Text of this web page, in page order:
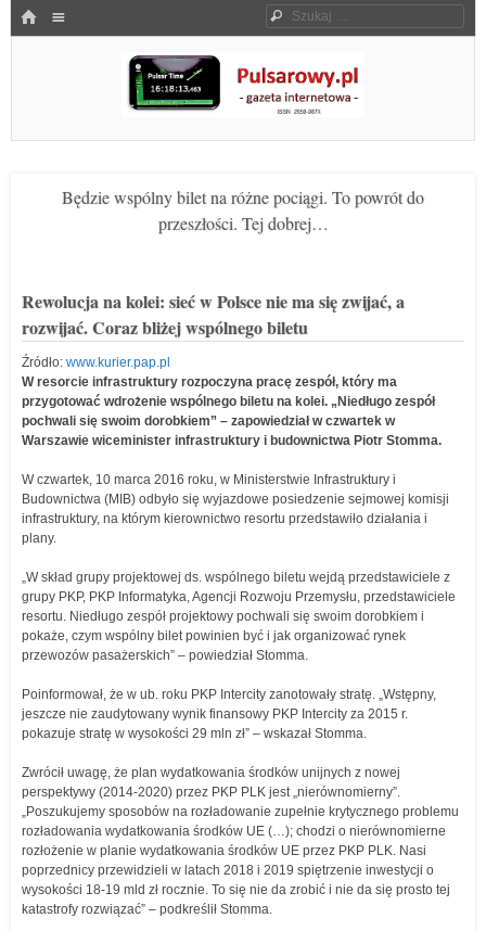
HOME Szukaj
Pulsarowy.pl
Będzie wspólny bilet na różne pociągi. To powrót do
przeszłości. Tej dobrej…
Rewolucja na kolei: sieć w Polsce nie ma się zwijać, a
rozwijać. Coraz bliżej wspólnego biletu
Źródło: www.kurier.pap.pl
W resorcie infrastruktury rozpoczyna pracę zespół, który ma
przygotować wdrożenie wspólnego biletu na kolei. „Niedługo zespół
pochwali się swoim dorobkiem” – zapowiedział w czwartek w
Warszawie wiceminister infrastruktury i budownictwa Piotr Stomma.
W czwartek, 10 marca 2016 roku, w Ministerstwie Infrastruktury i
Budownictwa (MIB) odbyło się wyjazdowe posiedzenie sejmowej komisji
infrastruktury, na którym kierownictwo resortu przedstawiło działania i
plany.
„W skład grupy projektowej ds. wspólnego biletu wejdą przedstawiciele z
grupy PKP, PKP Informatyka, Agencji Rozwoju Przemysłu, przedstawiciele
resortu. Niedługo zespół projektowy pochwali się swoim dorobkiem i
pokaże, czym wspólny bilet powinien być i jak organizować rynek
przewozów pasażerskich” – powiedział Stomma.
Poinformował, że w ub. roku PKP Intercity zanotowały stratę. „Wstępny,
jeszcze nie zaudytowany wynik finansowy PKP Intercity za 2015 r.
pokazuje stratę w wysokości 29 mln zł” – wskazał Stomma.
Zwrócił uwagę, że plan wydatkowania środków unijnych z nowej
perspektywy (2014-2020) przez PKP PLK jest „nierównomierny”.
„Poszukujemy sposobów na rozładowanie zupełnie krytycznego problemu
rozładowania wydatkowania środków UE (…); chodzi o nierównomierne
rozłożenie w planie wydatkowania środków UE przez PKP PLK. Nasi
poprzednicy przewidzieli w latach 2018 i 2019 spiętrzenie inwestycji o
wysokości 18-19 mld zł rocznie. To się nie da zrobić i nie da się prosto tej
katastrofy rozwiązać” – podkreślił Stomma.